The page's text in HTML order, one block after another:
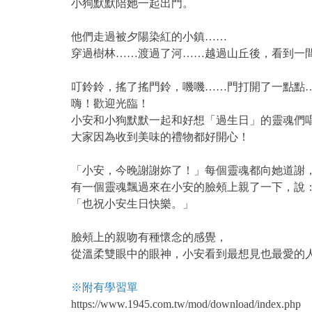
小狗默默陪她一起出門。
他們走過被夕陽染紅的小鎮……
穿過樹林……渡過了河……越過山丘後，看到一間
叮鈴鈴，搖了搖門鈴，嘰嘰……門打開了一點
嗨！歡迎光臨！
小安和小狗默默一起和好想「過生日」的靈魂們
大家因為收到美味的禮物都好開心！
「小安，今晚謝謝妳了！」每個靈魂都向她道謝，
有一個靈魂飄過來在小安的臉頰上親了一下，說：
「也祝小安生日快樂。」
臉頰上的親吻有種懷念的感覺，
從溫柔雙眼中的眼神，小安看到最想見也最愛
※附有學習單
https://www.1945.com.tw/mod/download/index.php